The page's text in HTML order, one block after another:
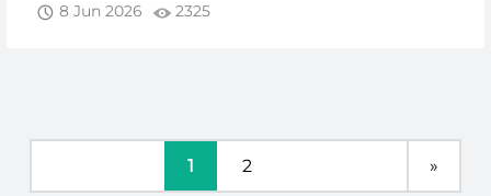
DE
8 Jun 2026 2325
1 2 »